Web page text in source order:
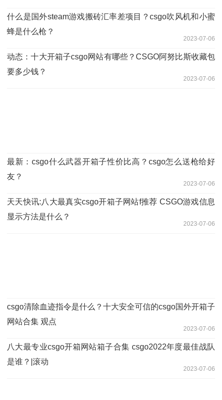
什么是国外steam游戏搬砖汇率差项目？csgo吹风机和小蜜
蜂是什么枪？
2023-07-06
动态：十大开箱子csgo网站有哪些？CSGO阿努比斯收藏包
要多少钱？
2023-07-06
最新：csgo什么武器开箱子性价比高？csgo怎么送枪给好
友？
2023-07-06
天天快讯:八大最真实csgo开箱子网站f推荐 CSGO游戏信息
显示方法是什么？
2023-07-06
csgo清除血迹指令是什么？十大安全可信的csgo国外开箱子
网站合集 观点
2023-07-06
八大最专业csgo开箱网站箱子合集 csgo2022年度最佳战队
是谁？|滚动
2023-07-06